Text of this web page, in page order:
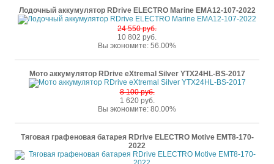
Лодочный аккумулятор RDrive ELECTRO Marine EMA12-107-2022
24 550 руб.
10 802 руб.
Вы экономите: 56.00%
Мото аккумулятор RDrive eXtremal Silver YTX24HL-BS-2017
8 100 руб.
1 620 руб.
Вы экономите: 80.00%
Тяговая графеновая батарея RDrive ELECTRO Motive EMT8-170-
2022